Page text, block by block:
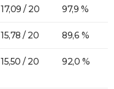
17,09 / 20 97,9 %
15,78 / 20 89,6 %
15,50 / 20 92,0 %